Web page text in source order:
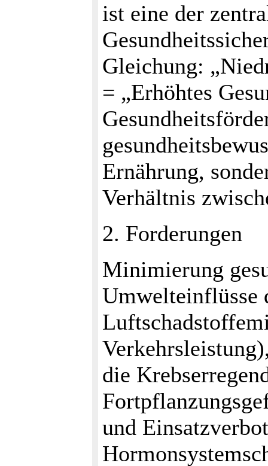
ist eine der
Gleichung:
= „Erhöhtes
Ernährung,
Verhältnis
2. Forderungen
Minimierung
Umwelteinflüsse
die
und